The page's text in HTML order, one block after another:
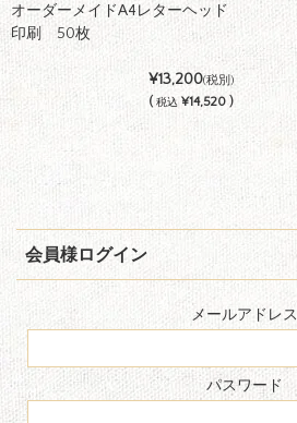
オーダーメイドA4レターヘッド
印刷 50枚
¥13,200(税別)
( 税込 ¥14,520 )
会員様ログイン
メールアドレス
パスワード